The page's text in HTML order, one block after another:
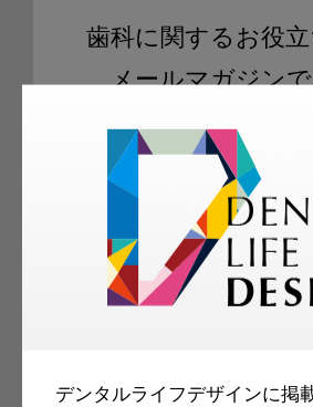
デンタルライフデザインに掲
歯科に関するお役
メールマガジン
ご登録いただいた職種（
科衛生士、歯科技工士）
容のメールマガジンをお